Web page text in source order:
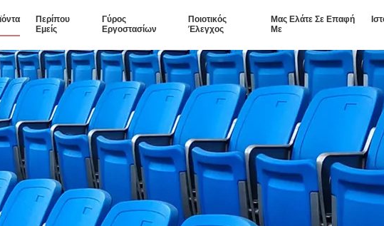
Περίπου
Εμείς
Γύρος
Εργοστασίων
Ποιοτικός
Έλεγχος
Μας Ελάτε Σε Επαφή
Με